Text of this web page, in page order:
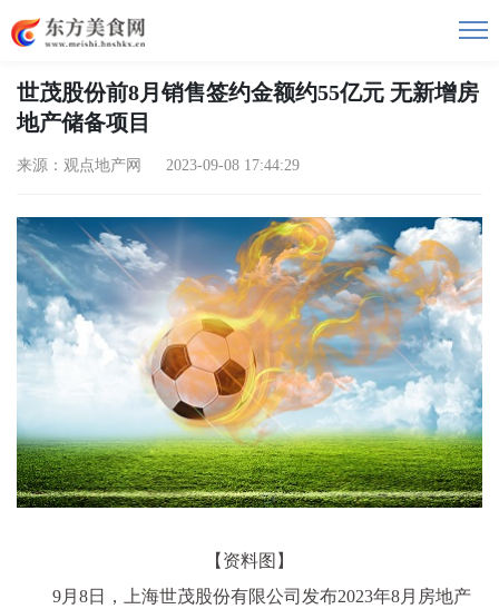
世茂股份前8月销售签约金额约55亿元 无新增房
地产储备项目
来源：观点地产网 2023-09-08 17:44:29
【资料图】
9月8日，上海世茂股份有限公司发布2023年8月房地产